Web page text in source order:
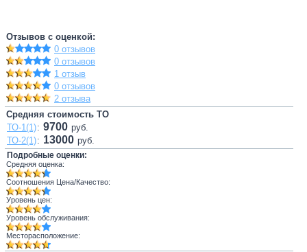
Отзывов с оценкой:
0 отзывов
0 отзывов
1 отзыв
0 отзывов
2 отзыва
Средняя стоимость ТО
ТО-1(1): 9700 руб.
ТО-2(1): 13000 руб.
Подробные оценки:
Средняя оценка:
Соотношения Цена/Качество:
Уровень цен:
Уровень обслуживания:
Месторасположение: